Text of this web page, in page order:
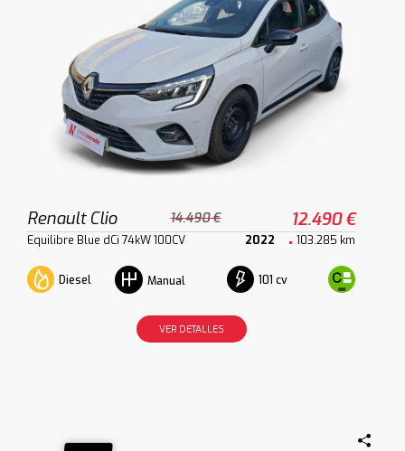
Renault Clio 14.490 € 12.490 €
Equilibre Blue dCi 74kW 100CV 2022 103.285 km
Diesel Manual 101 cv
VER DETALLES